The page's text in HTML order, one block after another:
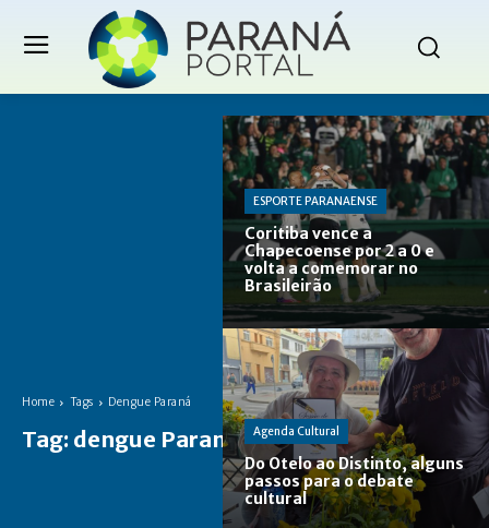
Home Tags Dengue Paraná
Tag: dengue Paraná
ESPORTE PARANAENSE
Coritiba vence a
Chapecoense por 2 a 0 e
volta a comemorar no
Brasileirão
Agenda Cultural
Do Otelo ao Distinto, alguns
passos para o debate
cultural